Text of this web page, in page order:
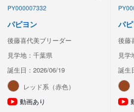
PY000007332
パピヨン
後藤喜代美ブリーダー
見学地：千葉県
誕生日：2026/06/19
レッド系（赤色）
動画あり
パ
後藤
見学
誕生